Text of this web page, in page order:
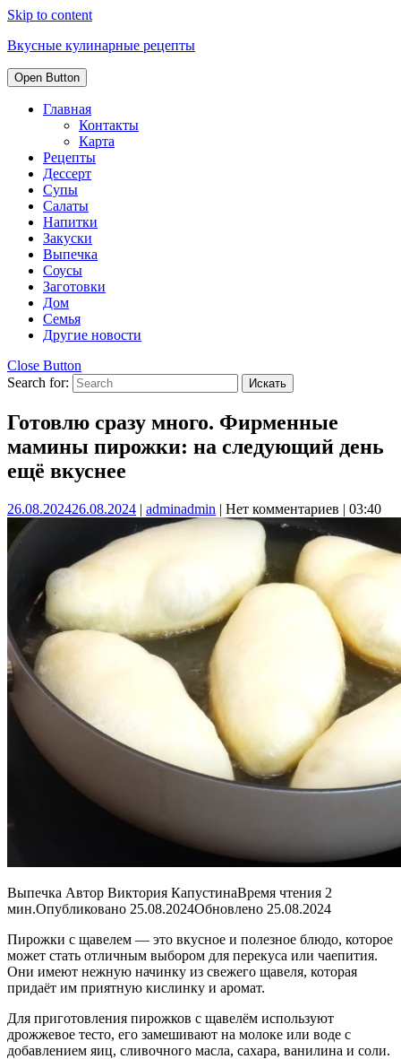
Skip to content
Вкусные кулинарные рецепты
Open Button
Главная
Контакты
Карта
Рецепты
Дессерт
Супы
Салаты
Напитки
Закуски
Выпечка
Соусы
Заготовки
Дом
Семья
Другие новости
Close Button
Search for:
Готовлю сразу много. Фирменные
мамины пирожки: на следующий день
ещё вкуснее
26.08.202426.08.2024 | adminadmin | Нет комментариев | 03:40
Выпечка Автор Виктория КапустинаВремя чтения 2
мин.Опубликовано 25.08.2024Обновлено 25.08.2024
Пирожки с щавелем — это вкусное и полезное блюдо, которое
может стать отличным выбором для перекуса или чаепития.
Они имеют нежную начинку из свежего щавеля, которая
придаёт им приятную кислинку и аромат.
Для приготовления пирожков с щавелём используют
дрожжевое тесто, его замешивают на молоке или воде с
добавлением яиц, сливочного масла, сахара, ванилина и соли.